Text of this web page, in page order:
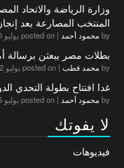
وزارة الرياضة والاتحاد
المنتخب المصارعة بعد
by محمود أحمد | posted on يوليو 30, 2026
بطلات مصر يبعثن برسالة
by محمد قطب | posted on يوليو 22, 2026
غدا افتتاح بطولة التحدي
by محمود أحمد | posted on يوليو 25, 2026
لا يفوتك
فيديوهات